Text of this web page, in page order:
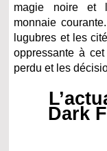
magie noire et
monnaie
lugubres et les
oppressante à
perdu et les
Dark